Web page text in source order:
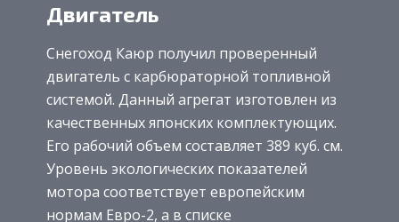
Двигатель
Снегоход Каюр получил проверенный
двигатель с карбюраторной топливной
системой. Данный агрегат изготовлен из
качественных японских комплектующих.
Его рабочий объем составляет 389 куб. см.
Уровень экологических показателей
мотора соответствует европейским
нормам Евро-2, а в списке